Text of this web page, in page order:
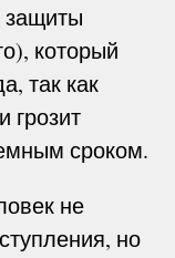
защиты
который
так как
сроком.
не
но